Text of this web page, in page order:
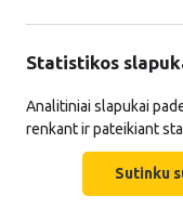
Statistikos
Analitiniai slapukai
renkant ir pateikiant
Sutinku
2025 11